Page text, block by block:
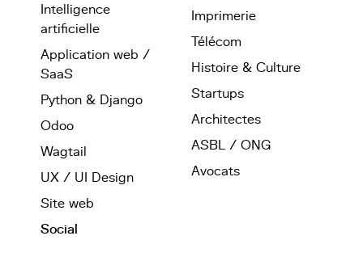
Intelligence
artificielle
Application web /
SaaS
Python & Django
Odoo
Wagtail
UX / UI Design
Site web
Imprimerie
Télécom
Histoire & Culture
Startups
Architectes
ASBL / ONG
Avocats
Social